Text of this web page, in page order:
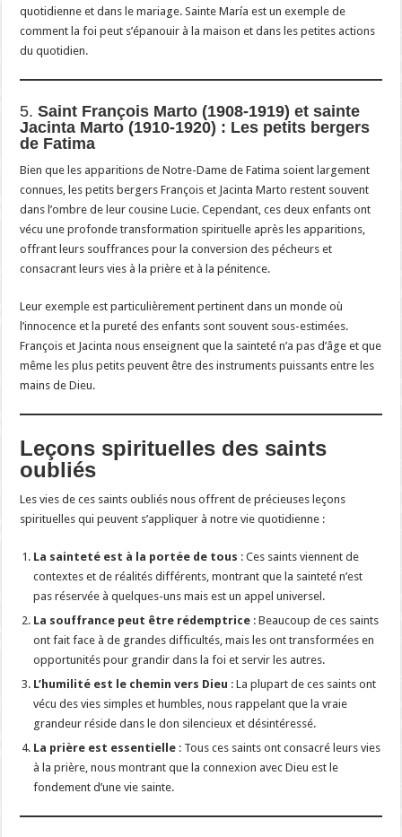
quotidienne et dans le mariage. Sainte María est un exemple de
comment la foi peut s’épanouir à la maison et dans les petites actions
du quotidien.
5.Saint François Marto (1908-1919) et sainte
Jacinta Marto (1910-1920) : Les petits bergers
de Fatima
Bien que les apparitions de Notre-Dame de Fatima soient largement
connues, les petits bergers François et Jacinta Marto restent souvent
dans l’ombre de leur cousine Lucie. Cependant, ces deux enfants ont
vécu une profonde transformation spirituelle après les apparitions,
offrant leurs souffrances pour la conversion des pécheurs et
consacrant leurs vies à la prière et à la pénitence.
Leur exemple est particulièrement pertinent dans un monde où
l’innocence et la pureté des enfants sont souvent sous-estimées.
François et Jacinta nous enseignent que la sainteté n’a pas d’âge et que
même les plus petits peuvent être des instruments puissants entre les
mains de Dieu.
Leçons spirituelles des saints
oubliés
Les vies de ces saints oubliés nous offrent de précieuses leçons
spirituelles qui peuvent s’appliquer à notre vie quotidienne :
La sainteté est à la portée de tous : Ces saints viennent de
contextes et de réalités différents, montrant que la sainteté n’est
pas réservée à quelques-uns mais est un appel universel.
La souffrance peut être rédemptrice : Beaucoup de ces saints
ont fait face à de grandes difficultés, mais les ont transformées en
opportunités pour grandir dans la foi et servir les autres.
L’humilité est le chemin vers Dieu : La plupart de ces saints ont
vécu des vies simples et humbles, nous rappelant que la vraie
grandeur réside dans le don silencieux et désintéressé.
La prière est essentielle : Tous ces saints ont consacré leurs vies
à la prière, nous montrant que la connexion avec Dieu est le
fondement d’une vie sainte.